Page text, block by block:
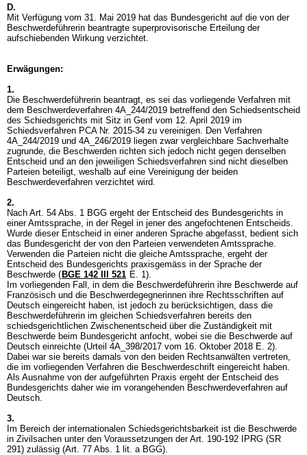
D.
Mit Verfügung vom 31. Mai 2019 hat das Bundesgericht auf die von der
Beschwerdeführerin beantragte superprovisorische Erteilung der
aufschiebenden Wirkung verzichtet.
Erwägungen:
1.
Die Beschwerdeführerin beantragt, es sei das vorliegende Verfahren mit
dem Beschwerdeverfahren 4A_244/2019 betreffend den Schiedsentscheid
des Schiedsgerichts mit Sitz in Genf vom 12. April 2019 im
Schiedsverfahren PCA Nr. 2015-34 zu vereinigen. Den Verfahren
4A_244/2019 und 4A_246/2019 liegen zwar vergleichbare Sachverhalte
zugrunde, die Beschwerden richten sich jedoch nicht gegen denselben
Entscheid und an den jeweiligen Schiedsverfahren sind nicht dieselben
Parteien beteiligt, weshalb auf eine Vereinigung der beiden
Beschwerdeverfahren verzichtet wird.
2.
Nach Art. 54 Abs. 1 BGG ergeht der Entscheid des Bundesgerichts in
einer Amtssprache, in der Regel in jener des angefochtenen Entscheids.
Wurde dieser Entscheid in einer anderen Sprache abgefasst, bedient sich
das Bundesgericht der von den Parteien verwendeten Amtssprache.
Verwenden die Parteien nicht die gleiche Amtssprache, ergeht der
Entscheid des Bundesgerichts praxisgemäss in der Sprache der
Beschwerde ( BGE 142 III 521 E. 1).
Im vorliegenden Fall, in dem die Beschwerdeführerin ihre Beschwerde auf
Französisch und die Beschwerdegegnerinnen ihre Rechtsschriften auf
Deutsch eingereicht haben, ist jedoch zu berücksichtigen, dass die
Beschwerdeführerin im gleichen Schiedsverfahren bereits den
schiedsgerichtlichen Zwischenentscheid über die Zuständigkeit mit
Beschwerde beim Bundesgericht anfocht, wobei sie die Beschwerde auf
Deutsch einreichte (Urteil 4A_398/2017 vom 16. Oktober 2018 E. 2).
Dabei war sie bereits damals von den beiden Rechtsanwälten vertreten,
die im vorliegenden Verfahren die Beschwerdeschrift eingereicht haben.
Als Ausnahme von der aufgeführten Praxis ergeht der Entscheid des
Bundesgerichts daher wie im vorangehenden Beschwerdeverfahren auf
Deutsch.
3.
Im Bereich der internationalen Schiedsgerichtsbarkeit ist die Beschwerde
in Zivilsachen unter den Voraussetzungen derArt. 190-192 IPRG (SR
291) zulässig (Art. 77 Abs. 1 lit. a BGG).